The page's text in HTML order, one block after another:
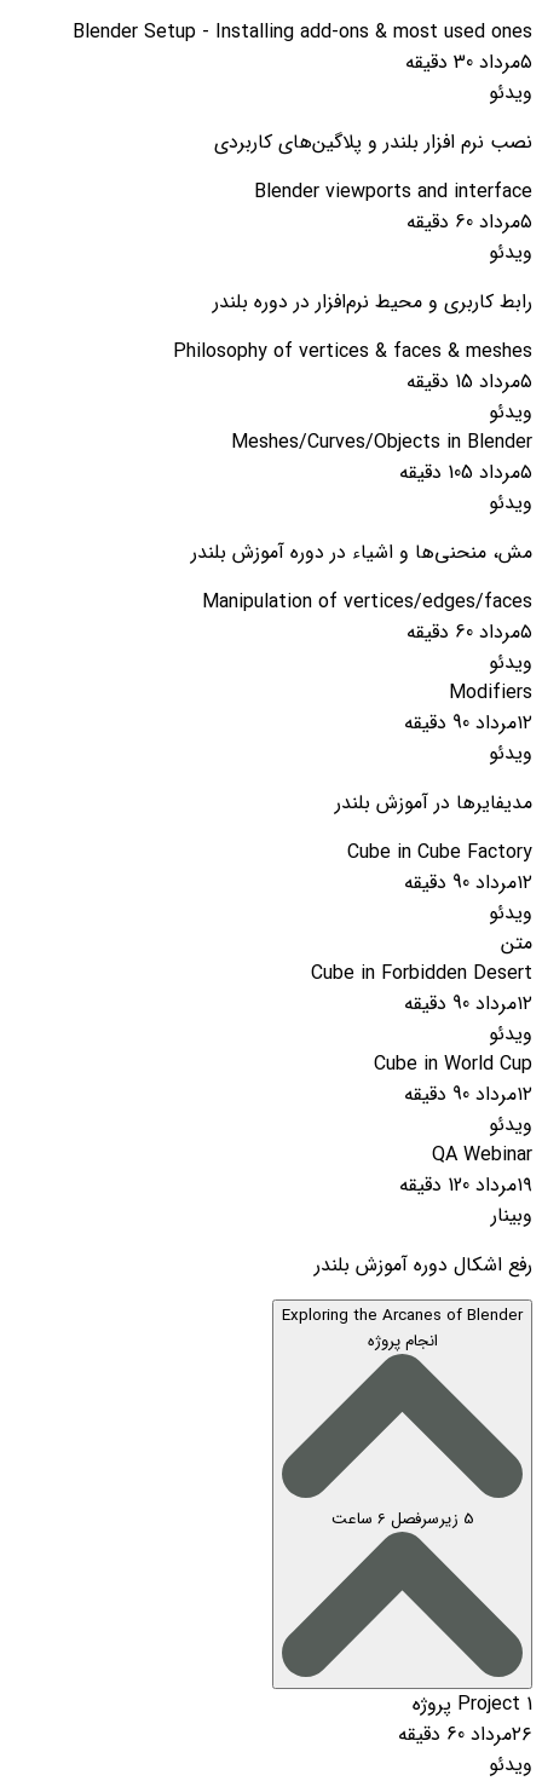
Blender Setup - Installing add-ons & most used ones
۵مرداد
30 دقیقه
ویدئو
نصب نرم افزار بلندر و پلاگین‌های کاربردی
Blender viewports and interface
۵مرداد
60 دقیقه
ویدئو
رابط کاربری و محیط نرم‌افزار در دوره بلندر
Philosophy of vertices & faces & meshes
۵مرداد
15 دقیقه
ویدئو
Meshes/Curves/Objects in Blender
۵مرداد
105 دقیقه
ویدئو
مش، منحنی‌ها و اشیاء در دوره آموزش بلندر
Manipulation of vertices/edges/faces
۵مرداد
60 دقیقه
ویدئو
Modifiers
۱۲مرداد
90 دقیقه
ویدئو
مدیفایرها در آموزش بلندر
Cube in Cube Factory
۱۲مرداد
90 دقیقه
ویدئو
متن
Cube in Forbidden Desert
۱۲مرداد
90 دقیقه
ویدئو
Cube in World Cup
۱۲مرداد
90 دقیقه
ویدئو
QA Webinar
۱۹مرداد
120 دقیقه
وبینار
رفع اشکال دوره آموزش بلندر
Exploring the Arcanes of Blender
انجام پروژه
5 زیرسرفصل 6 ساعت
Project 1 پروژه
۲۶مرداد
60 دقیقه
ویدئو